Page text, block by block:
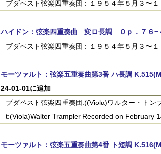
ブダペスト弦楽四重奏団：１９５４年５月３〜１
ハイドン：弦楽四重奏曲 変ロ長調 Ｏｐ．７６−
ブダペスト弦楽四重奏団：１９５４年５月３〜１
モーツァルト：弦楽五重奏曲第3番 ハ長調
24-01-01に追加
ブダペスト弦楽四重奏団:((Viola)ワルター・ト
t:(Viola)Walter Trampler Recorded on February
モーツァルト：弦楽五重奏曲第4番 ト短調